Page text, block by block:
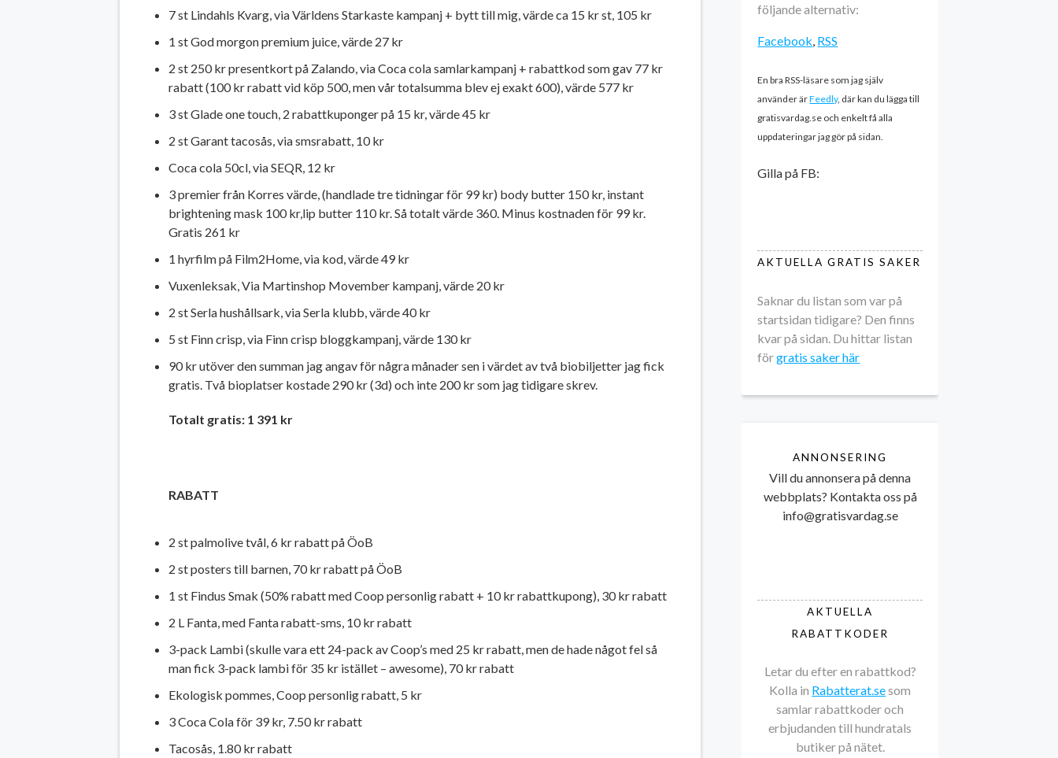
7 st Lindahls Kvarg, via Världens Starkaste kampanj + bytt till mig, värde ca 15 kr st, 105 kr
1 st God morgon premium juice, värde 27 kr
2 st 250 kr presentkort på Zalando, via Coca cola samlarkampanj + rabattkod som gav 77 kr
rabatt (100 kr rabatt vid köp 500, men vår totalsumma blev ej exakt 600), värde 577 kr
3 st Glade one touch, 2 rabattkuponger på 15 kr, värde 45 kr
2 st Garant tacosås, via smsrabatt, 10 kr
Coca cola 50cl, via SEQR, 12 kr
3 premier från Korres värde, (handlade tre tidningar för 99 kr) body butter 150 kr, instant
brightening mask 100 kr,lip butter 110 kr. Så totalt värde 360. Minus kostnaden för 99 kr.
Gratis 261 kr
1 hyrfilm på Film2Home, via kod, värde 49 kr
Vuxenleksak, Via Martinshop Movember kampanj, värde 20 kr
2 st Serla hushållsark, via Serla klubb, värde 40 kr
5 st Finn crisp, via Finn crisp bloggkampanj, värde 130 kr
90 kr utöver den summan jag angav för några månader sen i värdet av två biobiljetter jag fick
gratis. Två bioplatser kostade 290 kr (3d) och inte 200 kr som jag tidigare skrev.
Totalt gratis: 1 391 kr
RABATT
2 st palmolive tvål, 6 kr rabatt på ÖoB
2 st posters till barnen, 70 kr rabatt på ÖoB
1 st Findus Smak (50% rabatt med Coop personlig rabatt + 10 kr rabattkupong), 30 kr rabatt
2 L Fanta, med Fanta rabatt-sms, 10 kr rabatt
3-pack Lambi (skulle vara ett 24-pack av Coop’s med 25 kr rabatt, men de hade något fel så
man fick 3-pack lambi för 35 kr istället – awesome), 70 kr rabatt
Ekologisk pommes, Coop personlig rabatt, 5 kr
3 Coca Cola för 39 kr, 7.50 kr rabatt
Tacosås, 1.80 kr rabatt
följande alternativ:
Facebook RSS
En bra RSS-läsare som jag själv
använder ärFeedly, där kan du lägga till
gratisvardag.se och enkelt få alla
uppdateringar jag gör på sidan.
Gilla på FB:
AKTUELLA GRATIS SAKER
Saknar du listan som var på
startsidan tidigare? Den finns
kvar på sidan. Du hittar listan
förgratis saker här
ANNONSERING
Vill du annonsera på denna
webbplats? Kontakta oss på
info@gratisvardag.se
AKTUELLA
RABATTKODER
Letar du efter en rabattkod?
Kolla in Rabatterat.sesom
samlar rabattkoder och
erbjudanden till hundratals
butiker på nätet.